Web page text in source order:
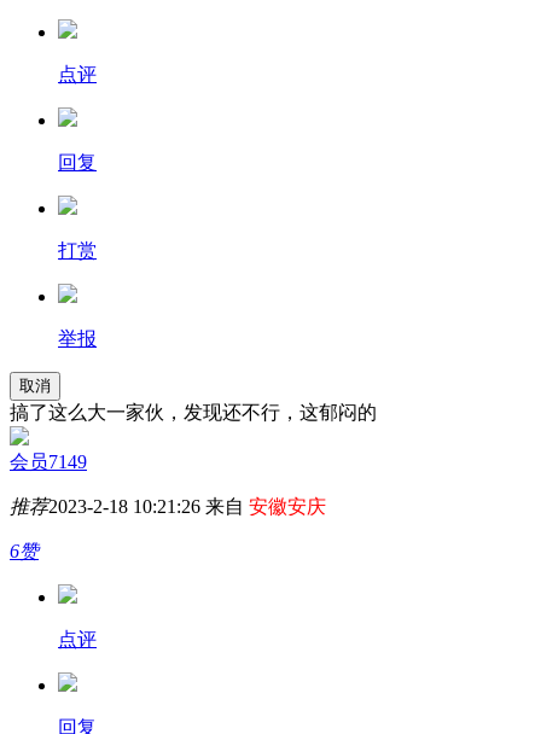
点评
回复
打赏
举报
取消
搞了这么大一家伙，发现还不行，这郁闷的
会员7149
推荐2023-2-18 10:21:26 来自 安徽安庆
6赞
点评
回复